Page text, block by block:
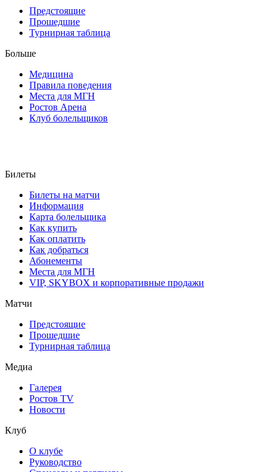
Предстоящие
Прошедшие
Турнирная таблица
Больше
Медицина
Правила поведения
Места для МГН
Ростов Арена
Клуб болельщиков
Билеты
Билеты на матчи
Информация
Карта болельщика
Как купить
Как оплатить
Как добраться
Абонементы
Места для МГН
VIP, SKYBOX и корпоративные продажи
Матчи
Предстоящие
Прошедшие
Турнирная таблица
Медиа
Галерея
Ростов TV
Новости
Клуб
О клубе
Руководство